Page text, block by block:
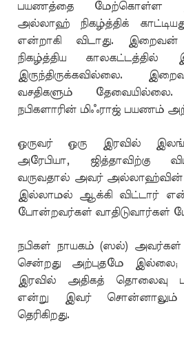
பயணத்தை மேற்கொள்ள
அல்லாஹ் நிகழ்த்திக்
என்றாகி விடாது.
நிகழ்த்திய காலகட்டத்தில்
இருந்திருக்கவில்லை.
வசதிகளும்
நபிகளாரின் மிஃராஜ் பயணம்
ஒருவர் ஒரு இரவில்
அரேபியா, ஜித்தாவிற்கு
வருவதால் அவர் அல்லாஹ்வின்
இல்லாமல் ஆக்கி விட்டார்
போன்றவர்கள் வாதிடுவார்கள்
நபிகள் நாயகம் (ஸல்) அவர்கள்
சென்றது அற்புதமே
இரவில் அதிகத் தொலைவு
என்று இவர்
தெரிகிறது.